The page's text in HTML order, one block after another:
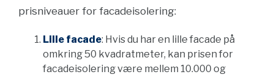
prisniveauer for facadeisolering:
Lille facade: Hvis du har en lille facade på
omkring 50 kvadratmeter, kan prisen for
facadeisolering være mellem 10.000 og